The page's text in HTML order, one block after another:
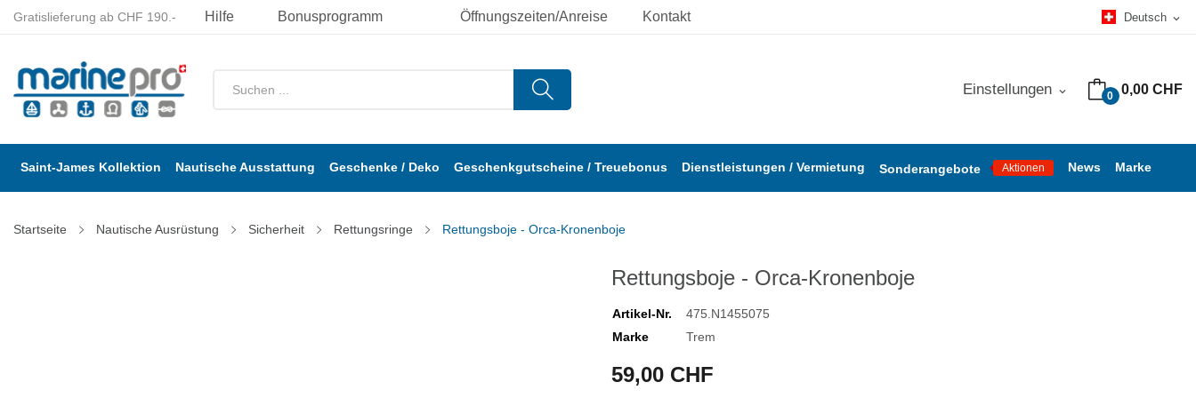
Öffnungszeiten/Anreise Kontakt Deutsch expand_more
Gratislieferung ab CHF 190.- Hilfe Bonusprogramm
0 0,00 CHF
Einstellungen expand_more
Saint-James Kollektion Nautische Ausstattung Geschenke / Deko Geschenkgutscheine / Treuebonus Dienstleistungen / Vermietung Sonderangebote Aktionen News Marke
Startseite Nautische Ausrüstung Sicherheit Rettungsringe Rettungsboje - Orca-Kronenboje
Rettungsboje - Orca-Kronenboje
Artikel-Nr.
475.N1455075
Marke
Trem
59,00 CHF